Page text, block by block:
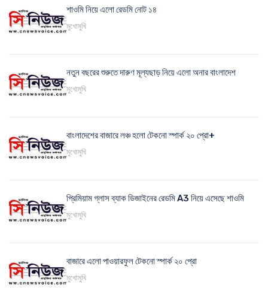
শাওমি নিয়ে এলো রেডমি নোট ১৪
মুখোমুখি
নতুন বছরের শুরুতে দারুণ মূল্যছাড় নিয়ে এলো অনার বাংলাদেশ
মুখোমুখি
বাংলাদেশের বাজারে লঞ্চ হলো টেকনো স্পার্ক ২০ প্রো+
মুখোমুখি
প্রিমিয়াম গ্লাস ব্যাক ডিজাইনের রেডমি A3 নিয়ে এসেছে শাওমি
মুখোমুখি
বাজারে এলো পাওয়ারফুল টেকনো স্পার্ক ২০ প্রো
মুখোমুখি